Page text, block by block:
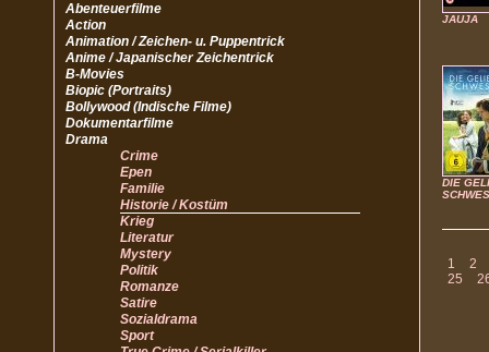
Abenteuerfilme
Action
Animation / Zeichen- u. Puppentrick
Anime / Japanischer Zeichentrick
B-Movies
Biopic (Portraits)
Bollywood (Indische Filme)
Dokumentarfilme
Drama
Crime
Epen
Familie
Historie / Kostüm
Krieg
Literatur
Mystery
Politik
Romanze
Satire
Sozialdrama
Sport
JAUJA
DIE
1
2
25